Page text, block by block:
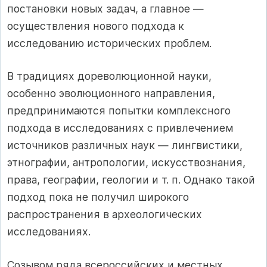
постановки новых задач, а главное —
осуществления нового подхода к
исследованию исторических проблем.
В традициях дореволюционной науки,
особенно эволюционного направления,
предпринимаются попытки комплексного
подхода в исследованиях с привлечением
источников различных наук — лингвистики,
этнографии, антропологии, искусствознания,
права, географии, геологии и т. п. Однако такой
подход пока не получил широкого
распространения в археологических
исследованиях.